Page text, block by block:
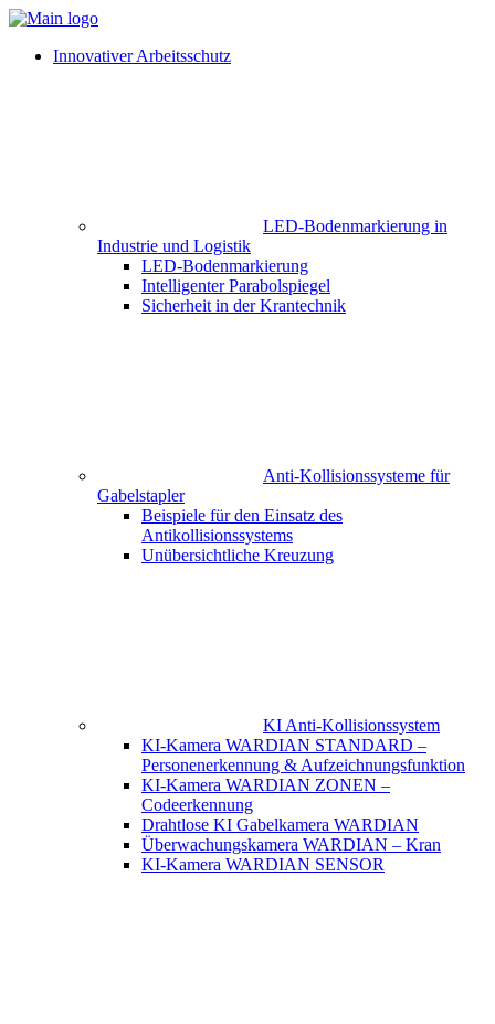
Innovativer Arbeitsschutz
LED-Bodenmarkierung in
Industrie und Logistik
LED-Bodenmarkierung
Intelligenter Parabolspiegel
Sicherheit in der Krantechnik
Anti-Kollisionssysteme für
Gabelstapler
Beispiele für den Einsatz des
Antikollisionssystems
Unübersichtliche Kreuzung
KI Anti-Kollisionssystem
KI-Kamera WARDIAN STANDARD –
Personenerkennung & Aufzeichnungsfunktion
KI-Kamera WARDIAN ZONEN –
Codeerkennung
Drahtlose KI Gabelkamera WARDIAN
Überwachungskamera WARDIAN – Kran
KI-Kamera WARDIAN SENSOR